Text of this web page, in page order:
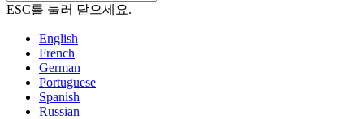
ESC를 눌러 닫으세요.
English
French
German
Portuguese
Spanish
Russian